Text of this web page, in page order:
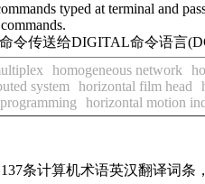
typed at terminal and
令传送给DIGITAL命令语言
homogeneous network
system
horizontal film head
horizontal motion
条计算机术语英汉翻译词